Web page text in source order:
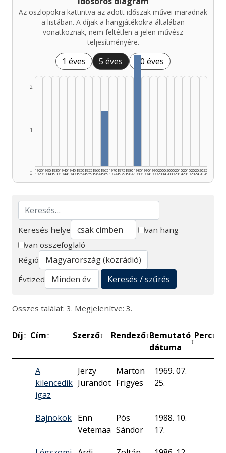
Az oszlopokra kattintva az adott időszak művei maradnak
a listában. A díjak a hangjátékokra általában
vonatkoznak, nem feltétlen a jelen művész
teljesítményére.
1 éves 5 éves 10 éves
0
1
2
1925
1929
1930
1934
1935
1939
1940
1944
1945
1949
1950
1954
1955
1959
1960
1964
1965
1969
1970
1974
1975
1979
1980
1984
1985
1989
1990
1994
1995
1999
2000
2004
2005
2009
2010
2014
2015
2019
2020
2024
2025
2026
Keresés
Keresés helye
van hang
van összefoglaló
Régió
Évtized
Keresés / szűrés
Összes találat: 3. Megjelenítve: 3.
Díj↕ Cím↕ Szerző↕ Rendező↕Bemutató
dátuma
↕
Perc↕
A
kilencedik
igaz
Jerzy
Jurandot
Marton
Frigyes
1969. 07.
25.
Bajnokok Enn
Vetemaa
Pós
Sándor
1988. 10.
17.